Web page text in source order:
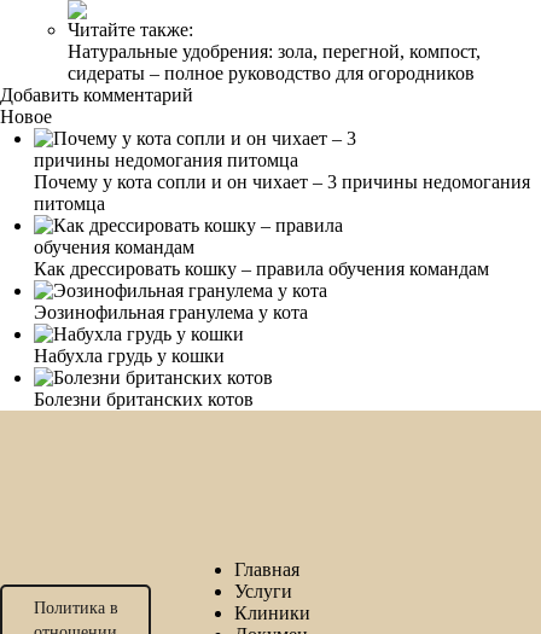
Читайте также:
Натуральные удобрения: зола, перегной, компост,
сидераты – полное руководство для огородников
Добавить комментарий
Новое
Почему у кота сопли и он чихает – 3 причины недомогания
питомца
Как дрессировать кошку – правила обучения командам
Эозинофильная гранулема у кота
Набухла грудь у кошки
Болезни британских котов
Политика в
Главная
Услуги
Клиники